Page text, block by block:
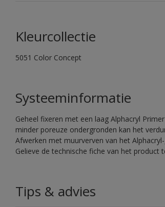
Kleurcollectie
5051 Color Concept
Systeeminformatie
Geheel fixeren met een laag Alphacryl
minder poreuze ondergronden kan het
Afwerken met muurverven van het
Gelieve de technische fiche van het
Tips & advies